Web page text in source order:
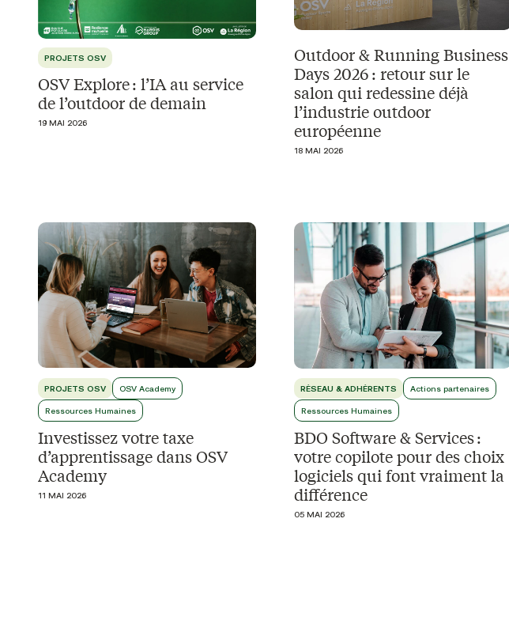
PROJETS OSV
OSV Explore : l’IA au service
de l’outdoor de demain
19 MAI 2026
Outdoor & Running Business
Days 2026 : retour sur le
salon qui redessine déjà
l’industrie outdoor
européenne
18 MAI 2026
PROJETS OSV OSV Academy
Ressources Humaines
Investissez votre taxe
d’apprentissage dans OSV
Academy
11 MAI 2026
RÉSEAU & ADHÉRENTS Actions partenaires
Ressources Humaines
BDO Software & Services :
votre copilote pour des choix
logiciels qui font vraiment la
différence
05 MAI 2026